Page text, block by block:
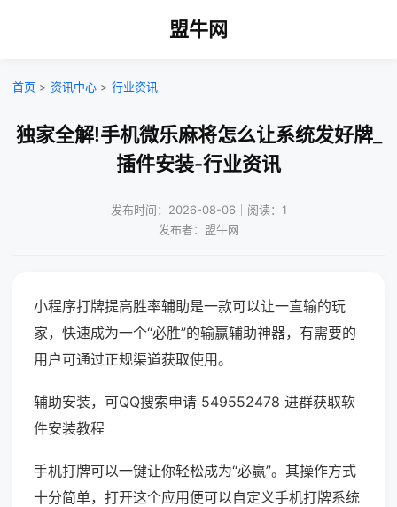
盟牛网
首页 > 资讯中心 > 行业资讯
独家全解!手机微乐麻将怎么让系统发好牌_
插件安装-行业资讯
发布时间：2026-08-06｜阅读：1
发布者：盟牛网
小程序打牌提高胜率辅助是一款可以让一直输的玩
家，快速成为一个“必胜”的输赢辅助神器，有需要的
用户可通过正规渠道获取使用。
辅助安装，可QQ搜索申请 549552478 进群获取软
件安装教程
手机打牌可以一键让你轻松成为“必赢”。其操作方式
十分简单，打开这个应用便可以自定义手机打牌系统